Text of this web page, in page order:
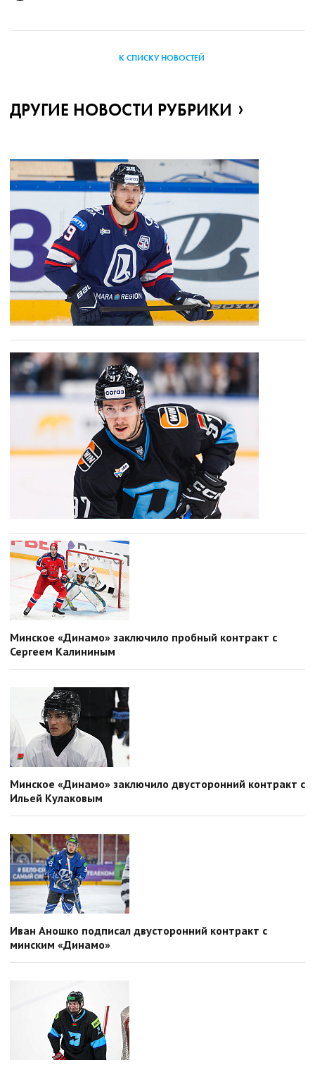
К СПИСКУ НОВОСТЕЙ
ДРУГИЕ НОВОСТИ РУБРИКИ
Минское «Динамо» заключило пробный контракт с
Сергеем Калининым
Минское «Динамо» заключило двусторонний контракт с
Ильей Кулаковым
Иван Аношко подписал двусторонний контракт с
минским «Динамо»